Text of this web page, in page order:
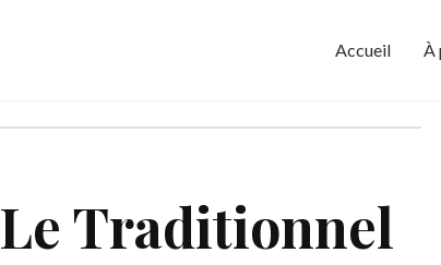
Accueil À
Le Traditionnel